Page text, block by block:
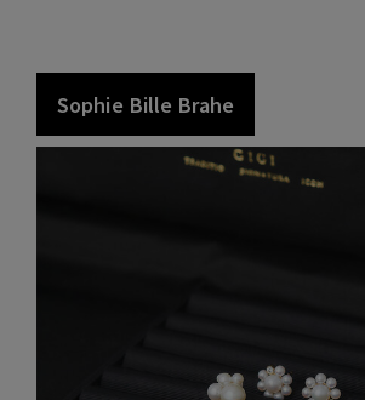
Sophie Bille Brahe